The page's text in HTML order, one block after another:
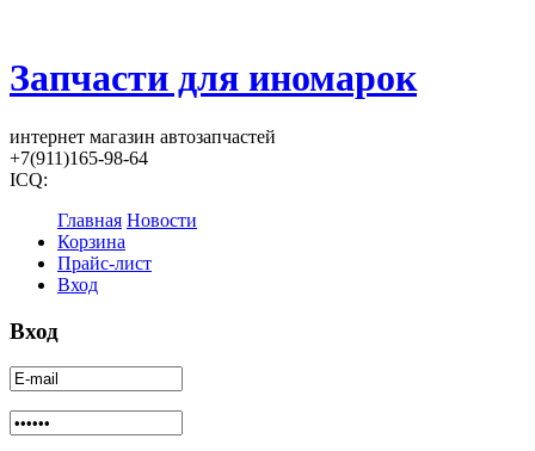
Запчасти для иномарок
интернет магазин автозапчастей
+7(911)165-98-64
ICQ:
Главная Новости
Корзина
Прайс-лист
Вход
Вход